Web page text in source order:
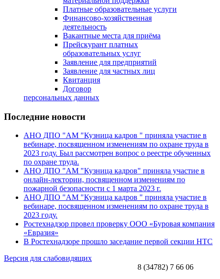
Платные образовательные услуги
Финансово-хозяйственная
деятельность
Вакантные места для приёма
Прейскурант платных
образовательных услуг
Заявление для предприятий
Заявление для частных лиц
Квитанция
Договор
персональных данных
Последние новости
АНО ДПО "АМ "Кузница кадров " приняла участие в
вебинаре, посвященном изменениям по охране труда в
2023 году. Был рассмотрен вопрос о реестре обученных
по охране труда.
АНО ДПО "АМ "Кузница кадров" приняла участие в
онлайн-лектории, посвященном изменениям по
пожарной безопасности с 1 марта 2023 г.
АНО ДПО "АМ "Кузница кадров " приняла участие в
вебинаре, посвященном изменениям по охране труда в
2023 году.
Ростехнадзор провел проверку ООО «Буровая компания
«Евразия»
В Ростехнадзоре прошло заседание первой секции НТС
Версия для слабовидящих
8 (34782) 7 66 06